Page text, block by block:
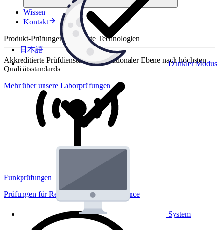
Dunkler Modus
System
日本語
Wissen
Kontakt
Produkt-Prüfungen für smarte Technologien
Akkreditierte Prüfdienste auf internationaler Ebene nach höchsten
Qualitätsstandards
Mehr über unsere Laborprüfungen
Funkprüfungen
Prüfungen für Regulatorik und Performance